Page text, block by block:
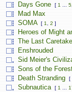
Days Gone [ 1 5
Mad Max
SOMA
[ 1 2 ]
Heroes of Might
The Last
Enshrouded
Sid Meier's
Sons of the
Death Stranding [
Subnautica [ 1